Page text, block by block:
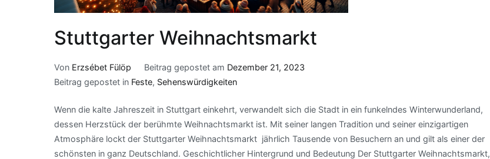
Stuttgarter Weihnachtsmarkt
Von Erzsébet Fülöp Beitrag gepostet am Dezember 21, 2023
Beitrag gepostet in Feste, Sehenswürdigkeiten
Wenn die kalte Jahreszeit in Stuttgart einkehrt, verwandelt sich die Stadt in ein funkelndes Winterwunderland,
dessen Herzstück der berühmte Weihnachtsmarkt ist. Mit seiner langen Tradition und seiner einzigartigen
Atmosphäre lockt der Stuttgarter Weihnachtsmarkt jährlich Tausende von Besuchern an und gilt als einer der
schönsten in ganz Deutschland. Geschichtlicher Hintergrund und Bedeutung Der Stuttgarter Weihnachtsmarkt,